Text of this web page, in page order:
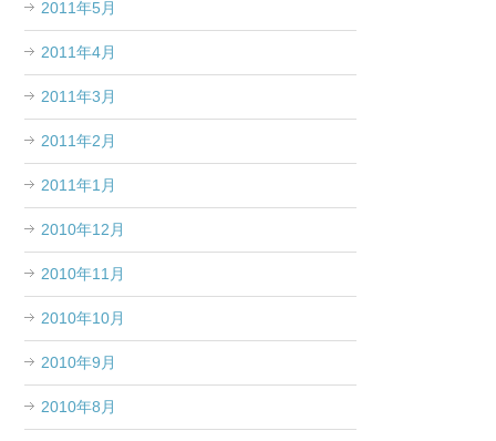
2011年5月
2011年4月
2011年3月
2011年2月
2011年1月
2010年12月
2010年11月
2010年10月
2010年9月
2010年8月